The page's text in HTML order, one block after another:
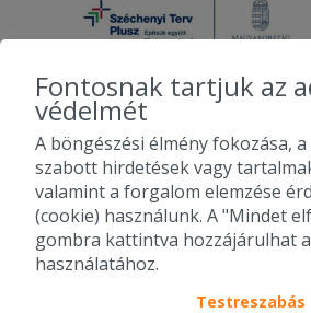
2010-2026 Copyright - Falatozz.hu
Pizza, gyros, hamburger, menük kedvező
Fontosnak tartjuk az
védelmét
A böngészési élmény fokozása,
szabott hirdetések vagy
valamint a forgalom elemzése
(cookie) használunk. A "Mindet
gombra kattintva hozzájárulhat
használatához.
Testreszabás